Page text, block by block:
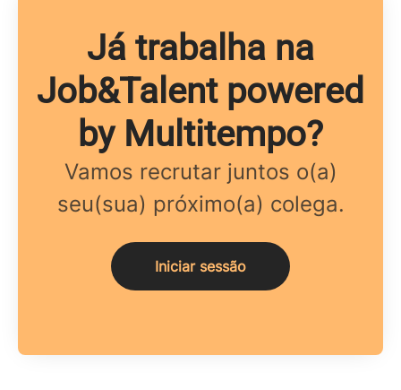
Já trabalha na
Job&Talent powered
by Multitempo?
Vamos recrutar juntos o(a)
seu(sua) próximo(a) colega.
Iniciar sessão